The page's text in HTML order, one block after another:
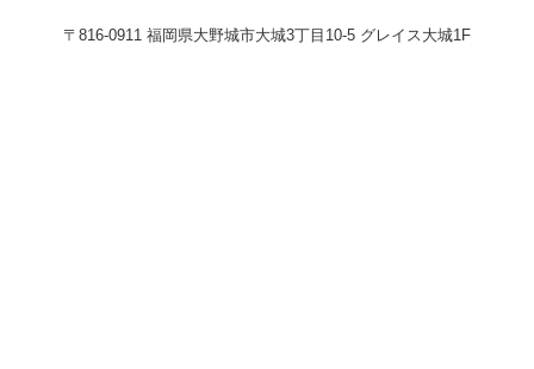
〒816-0911 福岡県大野城市大城3丁目10-5 グレイス大城1F